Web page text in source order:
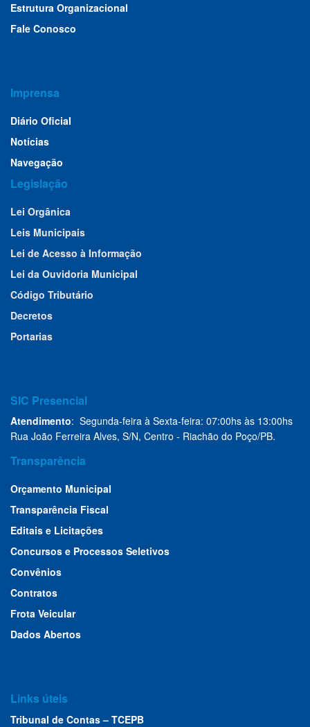
Estrutura Organizacional
Fale Conosco
Imprensa
Diário Oficial
Notícias
Navegação
Legislação
Lei Orgânica
Leis Municipais
Lei de Acesso à Informação
Lei da Ouvidoria Municipal
Código Tributário
Decretos
Portarias
SIC Presencial
Atendimento: Segunda-feira à Sexta-feira: 07:00hs às 13:00hs
Rua João Ferreira Alves, S/N, Centro - Riachão do Poço/PB.
Transparência
Orçamento Municipal
Transparência Fiscal
Editais e Licitações
Concursos e Processos Seletivos
Convênios
Contratos
Frota Veicular
Dados Abertos
Links úteis
Tribunal de Contas – TCEPB